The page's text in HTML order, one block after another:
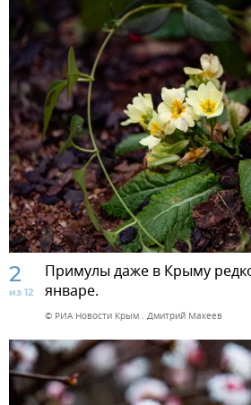
2
из 12
Примулы даже в Крыму
январе.
© РИА Новости Крым . Дмитрий Макеев